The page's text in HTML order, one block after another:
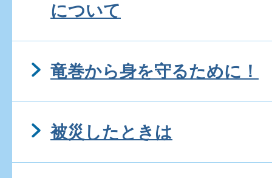
について
竜巻から身を守るために！
被災したときは